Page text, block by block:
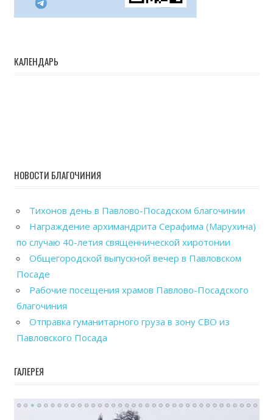
КАЛЕНДАРЬ
НОВОСТИ БЛАГОЧИНИЯ
Тихонов день в Павлово-Посадском благочинии
Награждение архимандрита Серафима (Марухина)
по случаю 40-летия священнической хиротонии
Общегородской выпускной вечер в Павловском
Посаде
Рабочие посещения храмов Павлово-Посадского
благочиния
Отправка гуманитарного груза в зону СВО из
Павловского Посада
ГАЛЕРЕЯ